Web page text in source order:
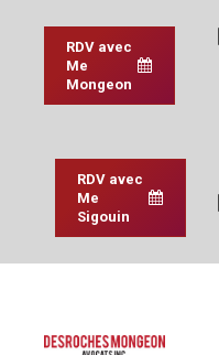
RDV avec
Me
Mongeon
RDV avec
Me
Sigouin